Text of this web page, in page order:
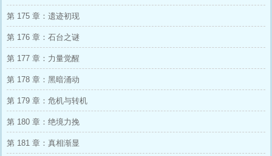
第 175 章：遗迹初现
第 176 章：石台之谜
第 177 章：力量觉醒
第 178 章：黑暗涌动
第 179 章：危机与转机
第 180 章：绝境力挽
第 181 章：真相渐显